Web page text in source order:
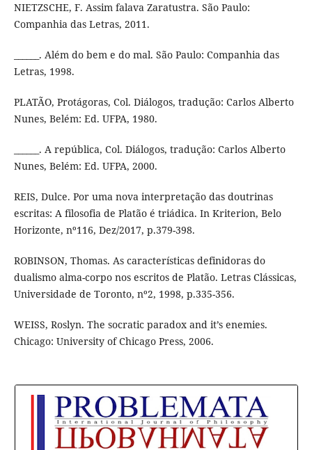
NIETZSCHE, F. Assim falava Zaratustra. São Paulo:
Companhia das Letras, 2011.
______. Além do bem e do mal. São Paulo: Companhia das
Letras, 1998.
PLATÃO, Protágoras, Col. Diálogos, tradução: Carlos Alberto
Nunes, Belém: Ed. UFPA, 1980.
______. A república, Col. Diálogos, tradução: Carlos Alberto
Nunes, Belém: Ed. UFPA, 2000.
REIS, Dulce. Por uma nova interpretação das doutrinas
escritas: A filosofia de Platão é triádica. In Kriterion, Belo
Horizonte, nº116, Dez/2017, p.379-398.
ROBINSON, Thomas. As características definidoras do
dualismo alma-corpo nos escritos de Platão. Letras Clássicas,
Universidade de Toronto, nº2, 1998, p.335-356.
WEISS, Roslyn. The socratic paradox and it’s enemies.
Chicago: University of Chicago Press, 2006.